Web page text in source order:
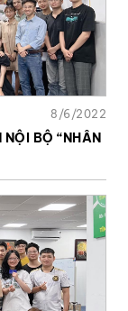
8/6/2022
“NHÂN